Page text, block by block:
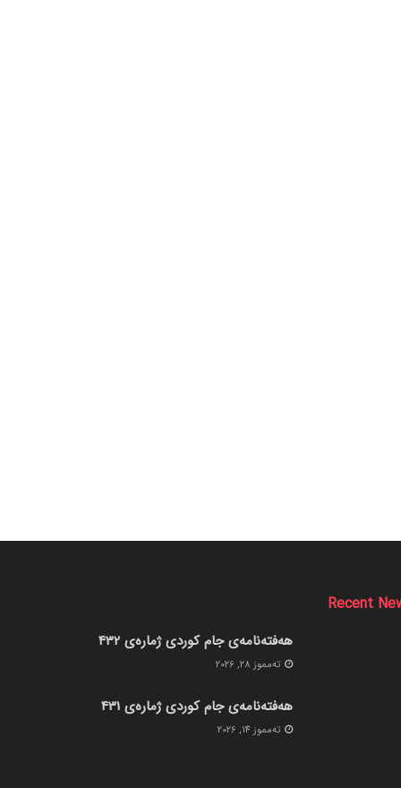
Recent
هەفتەنامەی جام کوردی ژمارەی 432
ته‌مموز 28, 2026
هەفتەنامەی جام کوردی ژمارەی 431
ته‌مموز 14, 2026